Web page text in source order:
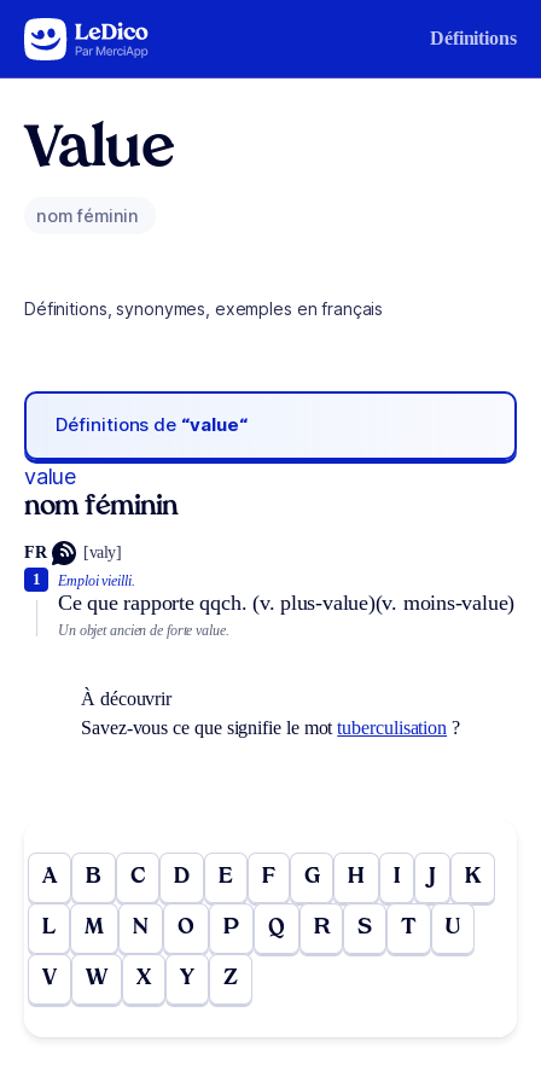
Aller au contenu Définitions
Value
nom féminin
Définitions, synonymes, exemples en français
Définitions de “value“
value
nom féminin
FR [valy]
Emploi vieilli.
Ce que rapporte qqch.(v. plus-value)(v. moins-value)
1
Un objet ancien de forte value.
À découvrir
Savez-vous ce que signifie le mottuberculisation ?
A B C D E F G H I J K
L M N O P Q R S T U
V W X Y Z